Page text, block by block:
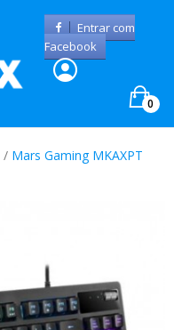
Entrar com
Facebook
0
Mars Gaming MKAXPT